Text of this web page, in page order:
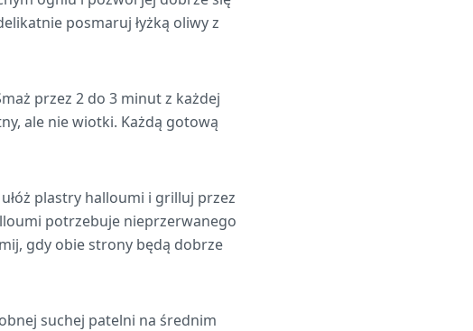
posmaruj łyżką oliwy z
przez 2 do 3 minut z każdej
ale nie wiotki. Każdą gotową
plastry halloumi i grilluj przez
potrzebuje nieprzerwanego
gdy obie strony będą dobrze
suchej patelni na średnim